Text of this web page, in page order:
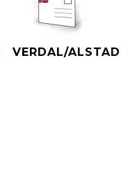
VERDAL/